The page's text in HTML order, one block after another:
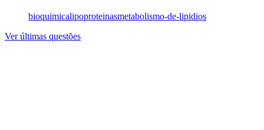
bioquimicalipoproteinasmetabolismo-de-lipidios
Ver últimas questões